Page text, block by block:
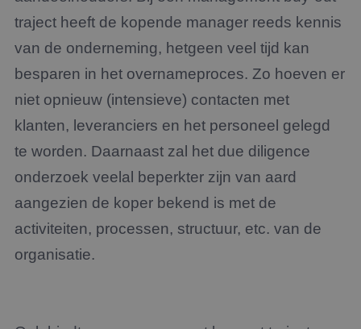
traject heeft de kopende manager reeds kennis
van de onderneming, hetgeen veel tijd kan
besparen in het overnameproces. Zo hoeven er
niet opnieuw (intensieve) contacten met
klanten, leveranciers en het personeel gelegd
te worden. Daarnaast zal het due diligence
onderzoek veelal beperkter zijn van aard
aangezien de koper bekend is met de
activiteiten, processen, structuur, etc. van de
organisatie.